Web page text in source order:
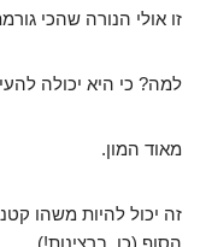
זו אולי הנורה שהכי
למה? כי היא יכולה
מאוד המון.
זה יכול להיות משהו
הסוף (כן, ברצינות!).